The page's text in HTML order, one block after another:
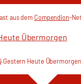
aus dem Compendion-
Übermorgen
Gestern Heute Übermorgen